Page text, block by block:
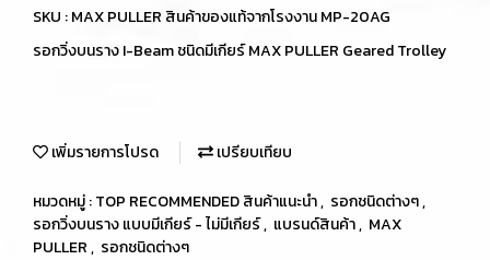
SKU : MAX PULLER สินค้าของแท้จากโรงงาน MP-20AG
รอกวิ่งบนราง I-Beam ชนิดมีเกียร์ MAX PULLER Geared Trolley
เพิ่มรายการโปรด เปรียบเทียบ
หมวดหมู่ :TOP RECOMMENDED สินค้าแนะนำ, รอกชนิดต่างๆ,
รอกวิ่งบนราง แบบมีเกียร์ - ไม่มีเกียร์, แบรนด์สินค้า, MAX
PULLER, รอกชนิดต่างๆ